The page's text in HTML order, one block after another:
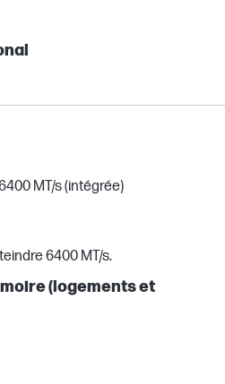
MT/s (intégrée)
6400 MT/s.
(logements et